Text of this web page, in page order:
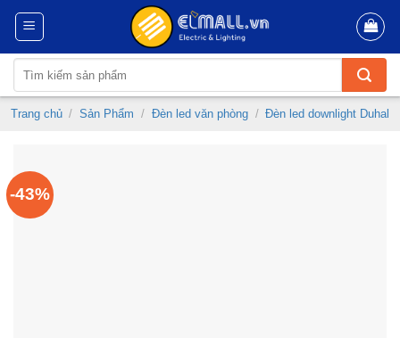
Skip
content
kiếm:
Trang chủ / Sản Phẩm / Đèn led văn phòng / Đèn led downlight Duhal
-43%